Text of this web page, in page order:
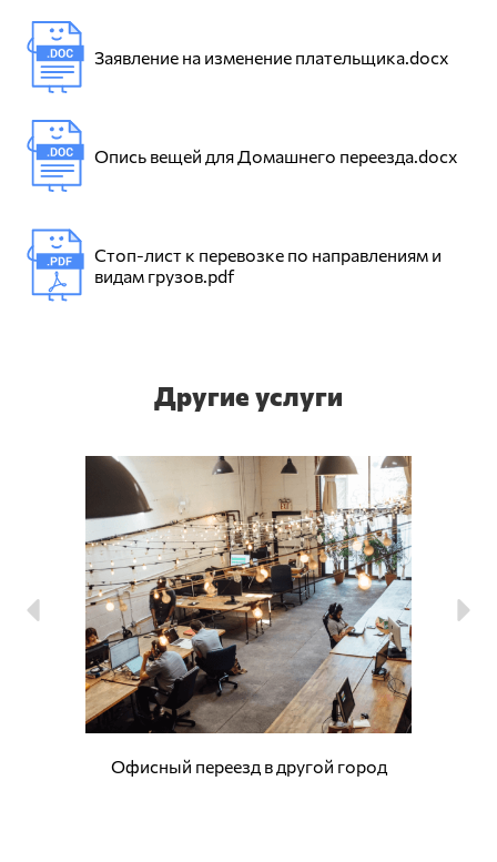
Заявление на изменение плательщика.docx
Опись вещей для Домашнего переезда.docx
Стоп-лист к перевозке по направлениям и
видам грузов.pdf
Другие услуги
Офисный переезд в другой город